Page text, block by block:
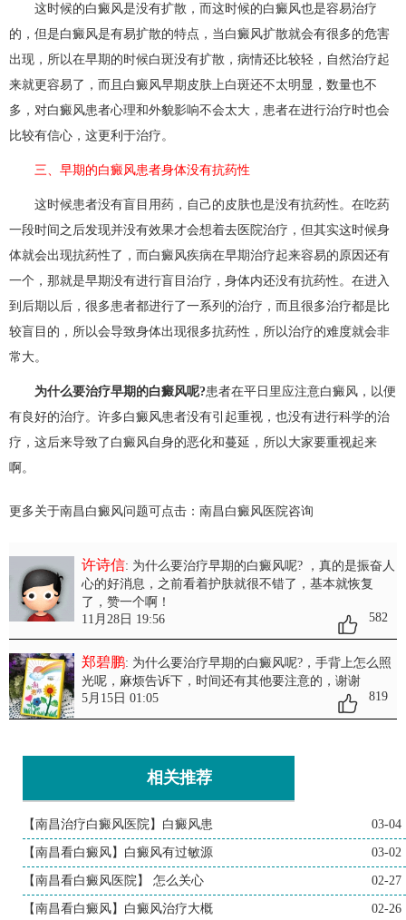
这时候的白癜风是没有扩散，而这时候的白癜风也是容易治疗
的，但是白癜风是有易扩散的特点，当白癜风扩散就会有很多的危害
出现，所以在早期的时候白斑没有扩散，病情还比较轻，自然治疗起
来就更容易了，而且白癜风早期皮肤上白斑还不太明显，数量也不
多，对白癜风患者心理和外貌影响不会太大，患者在进行治疗时也会
比较有信心，这更利于治疗。
三、早期的白癜风患者身体没有抗药性
这时候患者没有盲目用药，自己的皮肤也是没有抗药性。在吃药
一段时间之后发现并没有效果才会想着去医院治疗，但其实这时候身
体就会出现抗药性了，而白癜风疾病在早期治疗起来容易的原因还有
一个，那就是早期没有进行盲目治疗，身体内还没有抗药性。在进入
到后期以后，很多患者都进行了一系列的治疗，而且很多治疗都是比
较盲目的，所以会导致身体出现很多抗药性，所以治疗的难度就会非
常大。
为什么要治疗早期的白癜风呢?患者在平日里应注意白癜风，以便
有良好的治疗。许多白癜风患者没有引起重视，也没有进行科学的治
疗，这后来导致了白癜风自身的恶化和蔓延，所以大家要重视起来
啊。
更多关于南昌白癜风问题可点击： 南昌白癜风医院咨询
许诗信: 为什么要治疗早期的白癜风呢?
，真的是振奋人
心的好消息，之前看着护肤就很不错了，基本就恢复
了，赞一个啊！
11月28日 19:56
582
郑碧鹏: 为什么要治疗早期的白癜风呢? ，手背上怎么照
光呢，麻烦告诉下，时间还有其他要注意的，谢谢
5月15日 01:05
819
相关推荐
【南昌治疗白癜风医院】白癜风患 03-04
【南昌看白癜风】白癜风有过敏源 03-02
【南昌看白癜风医院】 怎么关心 02-27
【南昌看白癜风】白癜风治疗大概 02-26